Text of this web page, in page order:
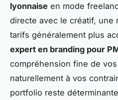
lyonnaise en mode
directe avec le créatif, une
tarifs généralement plus
expert en branding pour
compréhension fine de
naturellement à vos
portfolio reste